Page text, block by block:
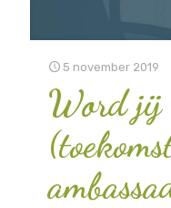
5 november 2019
Word jij